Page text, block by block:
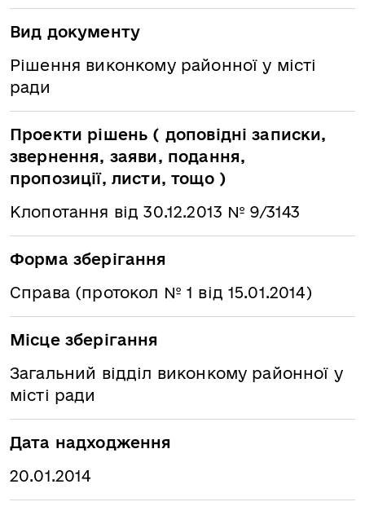
Вид документу
Рішення виконкому районної у місті
ради
Проекти рішень ( доповідні записки,
звернення, заяви, подання,
пропозиції, листи, тощо )
Клопотання від 30.12.2013 № 9/3143
Форма зберігання
Справа (протокол № 1 від 15.01.2014)
Місце зберігання
Загальний відділ виконкому районної у
місті ради
Дата надходження
20.01.2014